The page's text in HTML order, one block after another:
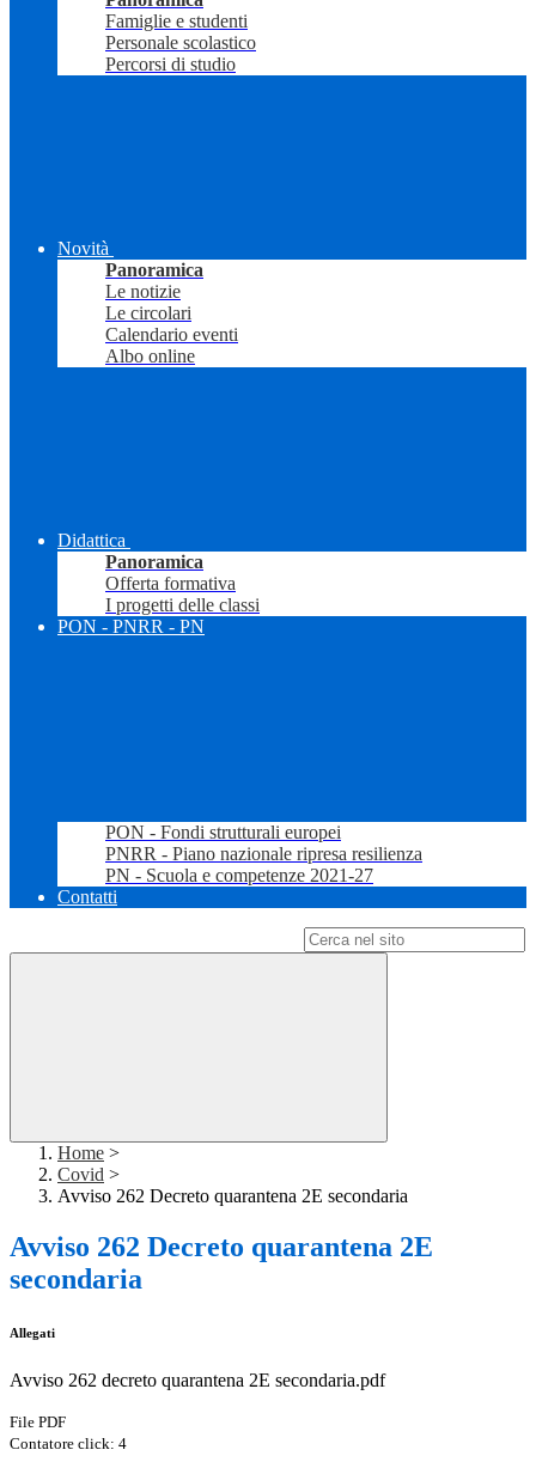
Famiglie e studenti
Personale scolastico
Percorsi di studio
Novità
Panoramica
Le notizie
Le circolari
Calendario eventi
Albo online
Didattica
Panoramica
Offerta formativa
I progetti delle classi
PON - PNRR - PN
PON - Fondi strutturali europei
PNRR - Piano nazionale ripresa resilienza
PN - Scuola e competenze 2021-27
Contatti
Home >
Covid >
Avviso 262 Decreto quarantena 2E secondaria
Avviso 262 Decreto quarantena 2E
secondaria
Allegati
Avviso 262 decreto quarantena 2E secondaria.pdf
File PDF
Contatore click: 4